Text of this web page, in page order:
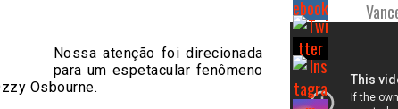
Nossa atenção foi direcionada
para um espetacular fenômeno
Osbourne.